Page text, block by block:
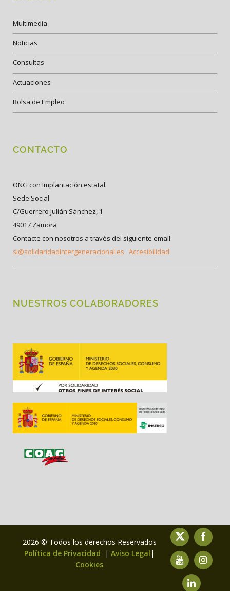
Multimedia
Noticias
Consultas
Actuaciones
Bolsa de Empleo
CONTACTO
ONG con Implantación estatal.
Sede Social
C/Guerrero Julián Sánchez, 1
49017 Zamora
Contacte con nosotros a través del siguiente email:
si@solidaridadintergeneracional.es Accesibilidad
NUESTROS COLABORADORES
2026 © Todos los derechos Reservados
Política de Privacidad
| Aviso Legal |
Cookies